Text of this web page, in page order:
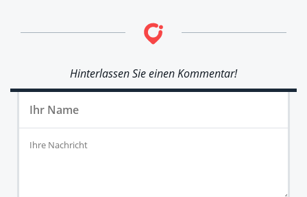
Hinterlassen Sie einen Kommentar!